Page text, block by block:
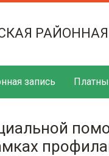
запись